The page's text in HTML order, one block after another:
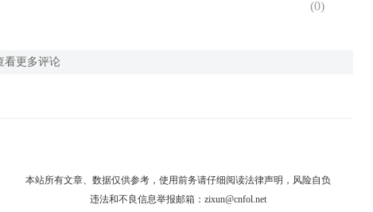
(0)
看更多评论
本站所有文章、数据仅供参考，使用前务请仔细阅读法律声明 ，风险自负
违法和不良信息举报邮箱： zixun@cnfol.net